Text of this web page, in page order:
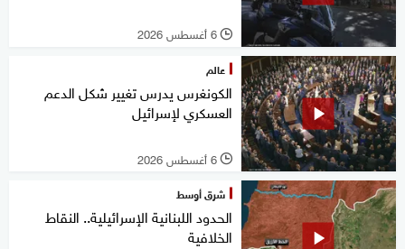
l 6 أغسطس 2026
عالم
الكونغرس يدرس تغيير شكل الدعم
العسكري لإسرائيل
l 6 أغسطس 2026
شرق أوسط
الحدود اللبنانية الإسرائيلية.. النقاط
الخلافية